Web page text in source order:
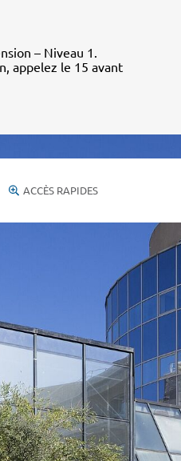
– Niveau 1.
appelez le 15 avant
ACCÈS RAPIDES